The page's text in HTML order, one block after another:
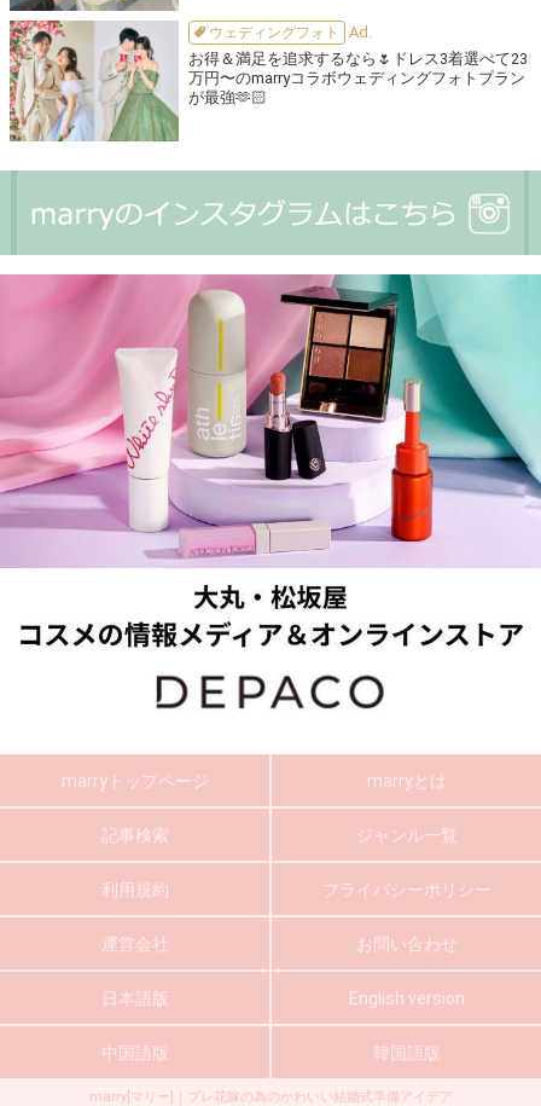
ウェディングフォト
お得＆満足を追求するなら🌷ドレス3着選べて23
万円〜のmarryコラボウェディングフォトプラン
が最強🫶🏻
marryトップページ marryとは
記事検索 ジャンル一覧
利用規約 プライバシーポリシー
運営会社 お問い合わせ
日本語版 English version
中国語版 韓国語版
marry[マリー]｜プレ花嫁の為のかわいい結婚式準備アイデア